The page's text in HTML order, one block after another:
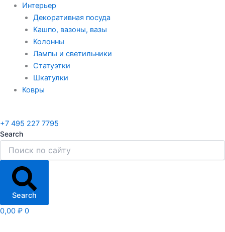
Интерьер
Декоративная посуда
Кашпо, вазоны, вазы
Колонны
Лампы и светильники
Статуэтки
Шкатулки
Ковры
+7 495 227 7795
Search
Search
0,00 ₽ 0